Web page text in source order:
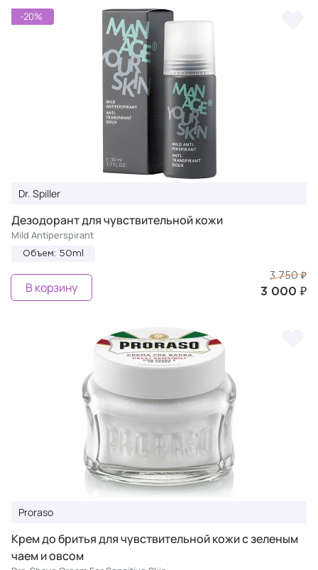
-20%
Dr. Spiller
Дезодорант для чувствительной кожи
Mild Antiperspirant
Объем: 50ml
3 750 ₽
3 000 ₽
В корзину
Proraso
Крем до бритья для чувствительной кожи с зеленым
чаем и овсом